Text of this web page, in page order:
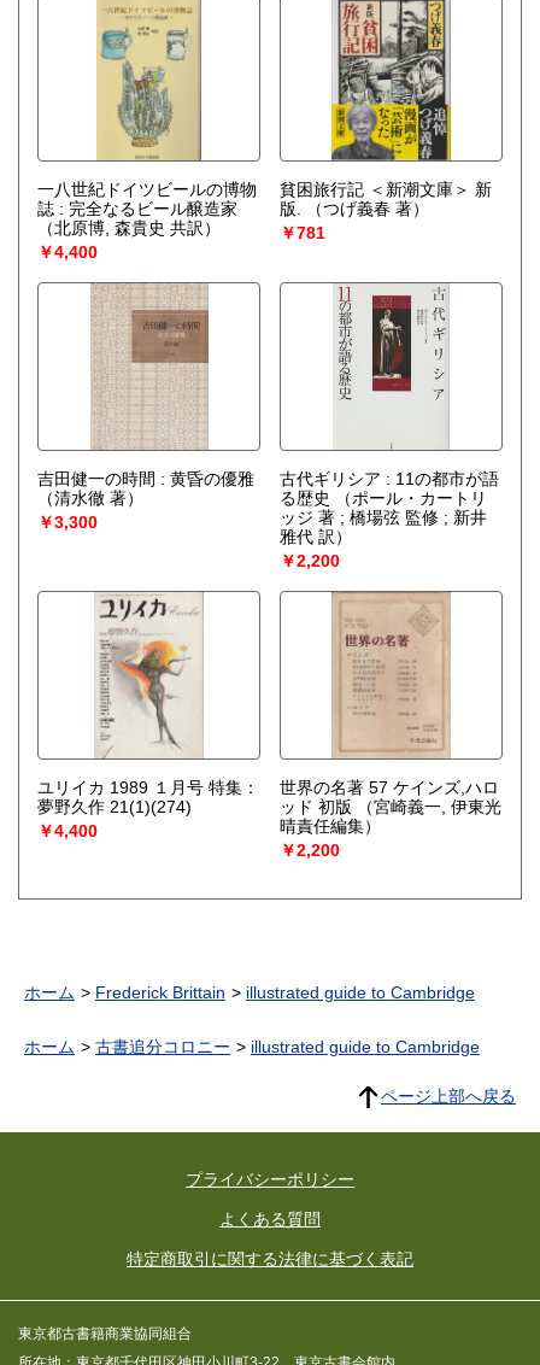
一八世紀ドイツビールの博物
誌 : 完全なるビール醸造家
（北原博, 森貴史 共訳）
￥4,400
貧困旅行記 ＜新潮文庫＞ 新
版.
（つげ義春 著）
￥781
吉田健一の時間 : 黄昏の優雅
（清水徹 著）
￥3,300
古代ギリシア : 11の都市が語
る歴史
（ポール・カートリ
ッジ 著 ; 橋場弦 監修 ; 新井
雅代 訳）
￥2,200
ユリイカ 1989 １月号 特集：
夢野久作 21(1)(274)
￥4,400
世界の名著 57 ケインズ,ハロ
ッド 初版
（宮崎義一, 伊東光
晴責任編集）
￥2,200
ホーム Frederick Brittain illustrated guide to Cambridge
ホーム 古書追分コロニー illustrated guide to Cambridge
ページ上部へ戻る
プライバシーポリシー
よくある質問
特定商取引に関する法律に基づく表記
東京都古書籍商業協同組合